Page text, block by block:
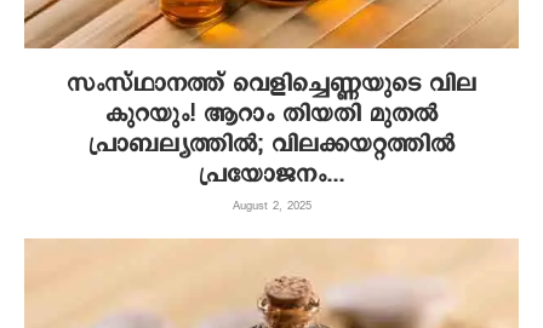
സംസ്ഥാനത്ത് വെളിച്ചെണ്ണയുടെ വില
കുറയും! ആറാം തിയതി മുതൽ
പ്രാബല്യത്തിൽ; വിലക്കയറ്റത്തിൽ
പ്രയോജനം...
August 2, 2025